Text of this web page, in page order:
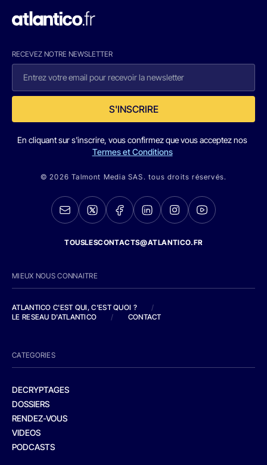
RECEVEZ NOTRE NEWSLETTER
S'INSCRIRE
En cliquant sur s'inscrire, vous confirmez que vous acceptez nos
Termes et Conditions
© 2026 Talmont Media SAS. tous droits réservés.
TOUSLESCONTACTS@ATLANTICO.FR
MIEUX NOUS CONNAITRE
ATLANTICO C'EST QUI, C'EST QUOI ?
/
LE RESEAU D'ATLANTICO
/ CONTACT
CATEGORIES
DECRYPTAGES
DOSSIERS
RENDEZ-VOUS
VIDEOS
PODCASTS